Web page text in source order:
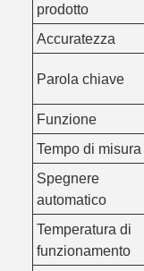
prodotto
Accuratezza
Parola chiave
Funzione
Tempo di misura
Spegnere
automatico
Temperatura di
funzionamento